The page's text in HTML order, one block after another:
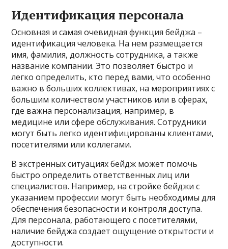
Идентификация персонала
Основная и самая очевидная функция бейджа –
идентификация человека. На нем размещается
имя, фамилия, должность сотрудника, а также
название компании. Это позволяет быстро и
легко определить, кто перед вами, что особенно
важно в больших коллективах, на мероприятиях с
большим количеством участников или в сферах,
где важна персонализация, например, в
медицине или сфере обслуживания. Сотрудники
могут быть легко идентифицированы клиентами,
посетителями или коллегами.
В экстренных ситуациях бейдж может помочь
быстро определить ответственных лиц или
специалистов. Например, на стройке бейджи с
указанием профессии могут быть необходимы для
обеспечения безопасности и контроля доступа.
Для персонала, работающего с посетителями,
наличие бейджа создает ощущение открытости и
доступности.